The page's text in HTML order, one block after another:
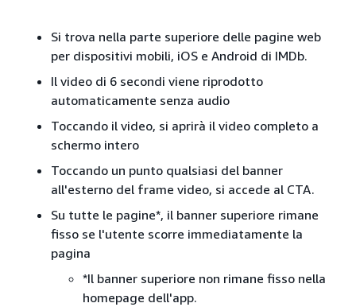
Si trova nella parte superiore delle pagine web
per dispositivi mobili, iOS e Android di IMDb.
Il video di 6 secondi viene riprodotto
automaticamente senza audio
Toccando il video, si aprirà il video completo a
schermo intero
Toccando un punto qualsiasi del banner
all'esterno del frame video, si accede al CTA.
Su tutte le pagine*, il banner superiore rimane
fisso se l'utente scorre immediatamente la
pagina
*Il banner superiore non rimane fisso nella
homepage dell'app.